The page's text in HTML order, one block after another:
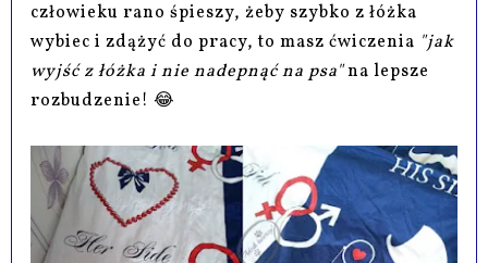
człowieku rano śpieszy, żeby szybko z łóżka
wybiec i zdążyć do pracy, to masz ćwiczenia "jak
wyjść z łóżka i nie nadepnąć na psa"na lepsze
rozbudzenie! 😂